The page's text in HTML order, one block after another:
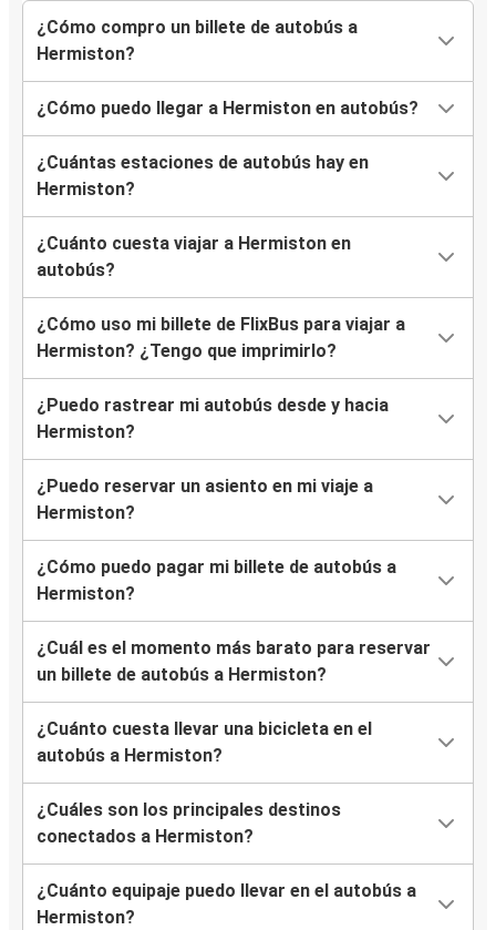
¿Cómo compro un billete de autobús a
Hermiston?
¿Cómo puedo llegar a Hermiston en autobús?
¿Cuántas estaciones de autobús hay en
Hermiston?
¿Cuánto cuesta viajar a Hermiston en
autobús?
¿Cómo uso mi billete de FlixBus para viajar a
Hermiston? ¿Tengo que imprimirlo?
¿Puedo rastrear mi autobús desde y hacia
Hermiston?
¿Puedo reservar un asiento en mi viaje a
Hermiston?
¿Cómo puedo pagar mi billete de autobús a
Hermiston?
¿Cuál es el momento más barato para reservar
un billete de autobús a Hermiston?
¿Cuánto cuesta llevar una bicicleta en el
autobús a Hermiston?
¿Cuáles son los principales destinos
conectados a Hermiston?
¿Cuánto equipaje puedo llevar en el autobús a
Hermiston?